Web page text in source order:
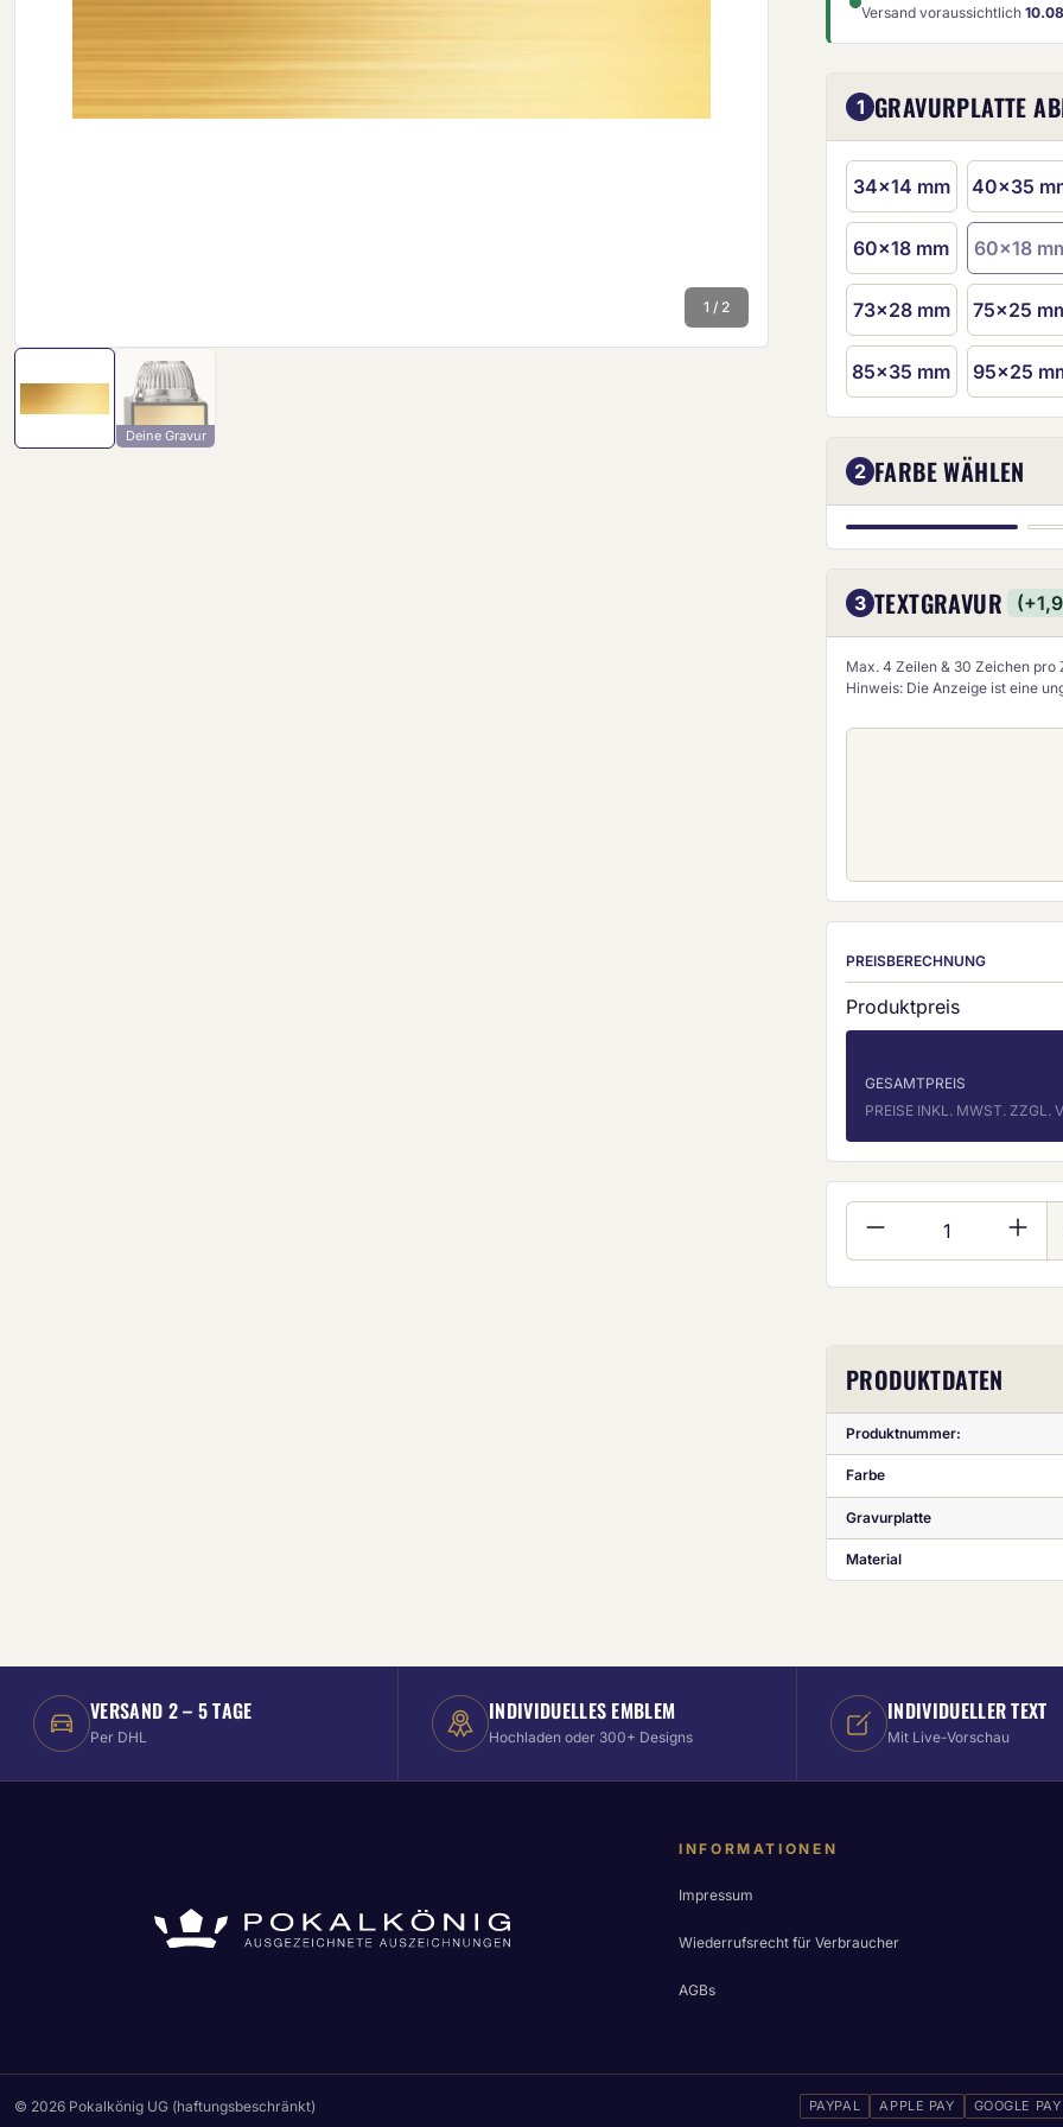
Die
1 / 2
Deine Gravur
Versand voraussichtlich
1 GRAVURPLATTE
34x14 mm 40x35
60x18 mm 60x18
73x28 mm 75x25
85x35 mm 95x25
2 FARBE WÄHLEN
GOLD
3 TEXTGRAVUR
Max. 4 Zeilen & 30 Zeichen pro
Hinweis: Die Anzeige ist eine
PREISBERECHNUNG
Produktpreis
GESAMTPREIS
PREISE INKL. MWST. ZZGL.
Produkt
PRODUKTDATEN
Produktnummer:
Farbe
Gravurplatte
Material
VERSAND 2 – 5 TAGE
Per DHL
INDIVIDUELLES EMBLEM
Hochladen oder 300+ Designs
INDIVIDUELLER TEXT
Mit Live-Vorschau
INFORMATIONEN
Impressum
Wiederrufsrecht für Verbraucher
AGBs
© 2026 Pokalkönig UG (haftungsbeschränkt) PAYPAL APPLE PAY GOOGLE PAY